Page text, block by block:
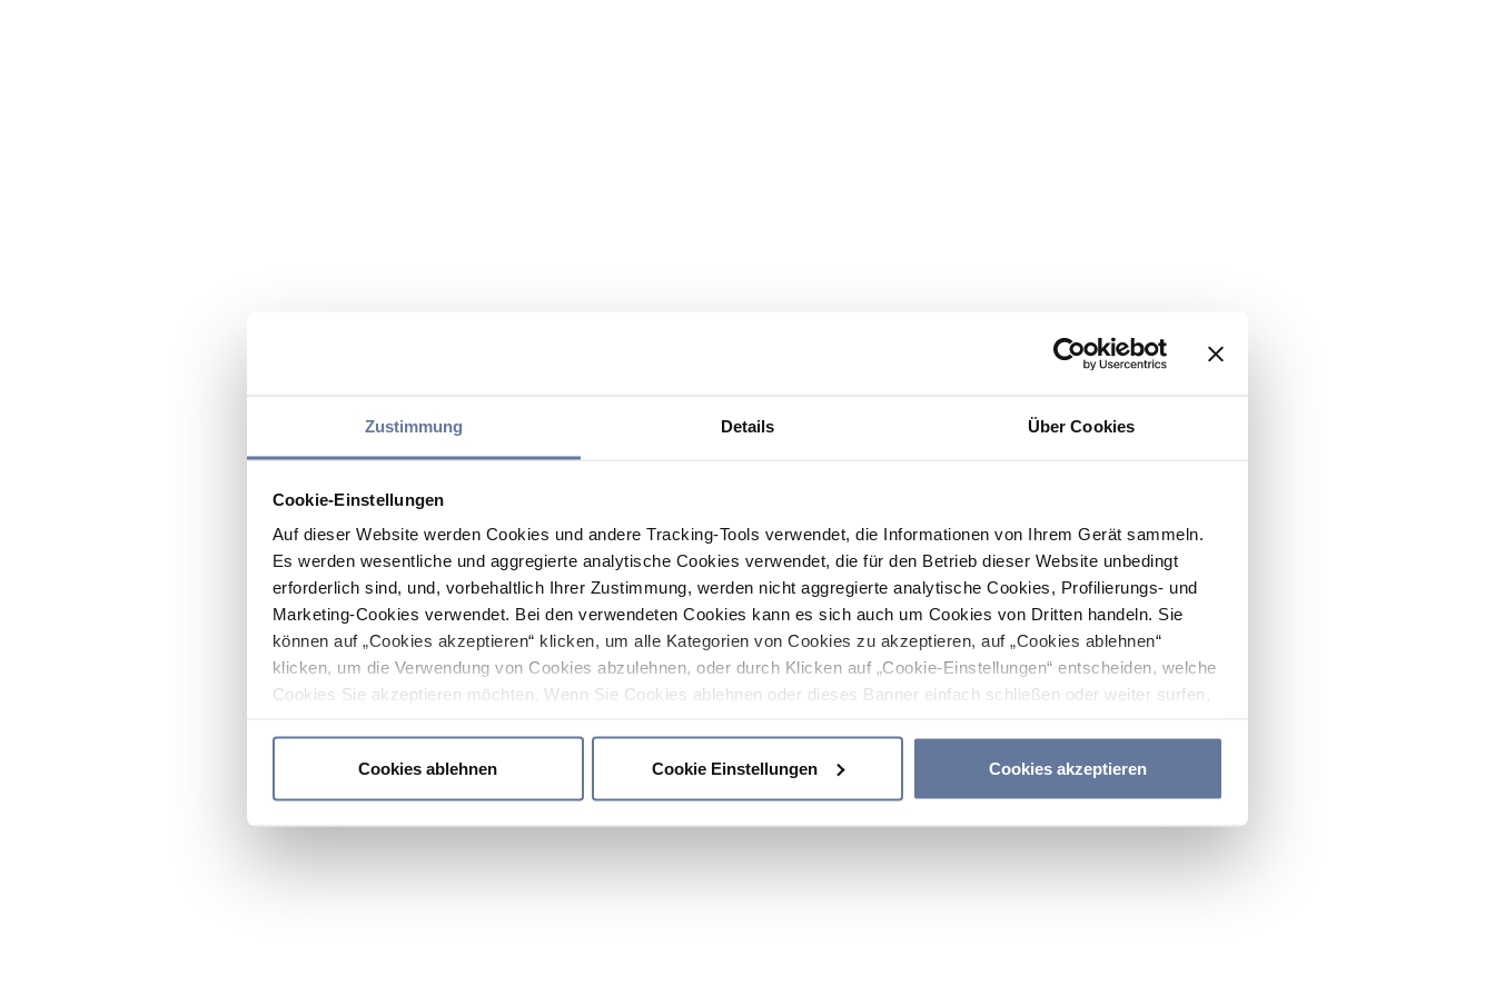
Zustimmung Details Über Cookies
Cookie-Einstellungen
Auf dieser Website werden Cookies und andere Tracking-Tools verwendet, die Informationen von Ihrem Gerät sammeln.
Es werden wesentliche und aggregierte analytische Cookies verwendet, die für den Betrieb dieser Website unbedingt
erforderlich sind, und, vorbehaltlich Ihrer Zustimmung, werden nicht aggregierte analytische Cookies, Profilierungs- und
Marketing-Cookies verwendet. Bei den verwendeten Cookies kann es sich auch um Cookies von Dritten handeln. Sie
können auf „Cookies akzeptieren“ klicken, um alle Kategorien von Cookies zu akzeptieren, auf „Cookies ablehnen“
klicken, um die Verwendung von Cookies abzulehnen, oder durch Klicken auf „Cookie-Einstellungen“ entscheiden, welche
Cookies Sie akzeptieren möchten. Wenn Sie Cookies ablehnen oder dieses Banner einfach schließen oder weiter surfen,
Cookies ablehnen
Cookie Einstellungen Cookies akzeptieren